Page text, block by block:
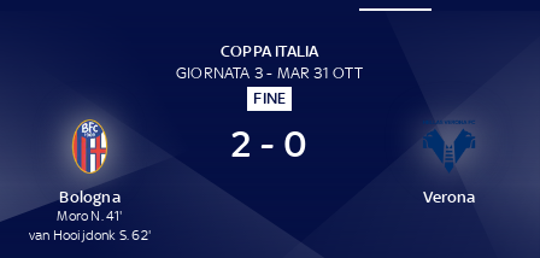
COPPA ITALIA
GIORNATA 3 - MAR 31 OTT
FINE
Bologna
Moro N. 41'
van Hooijdonk S. 62'
2 - 0
Verona